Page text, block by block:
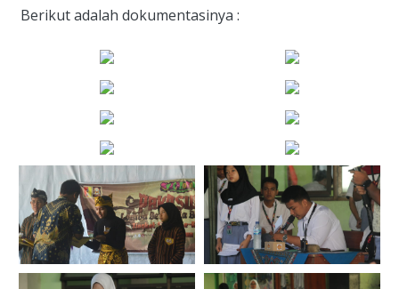
Berikut adalah dokumentasinya :